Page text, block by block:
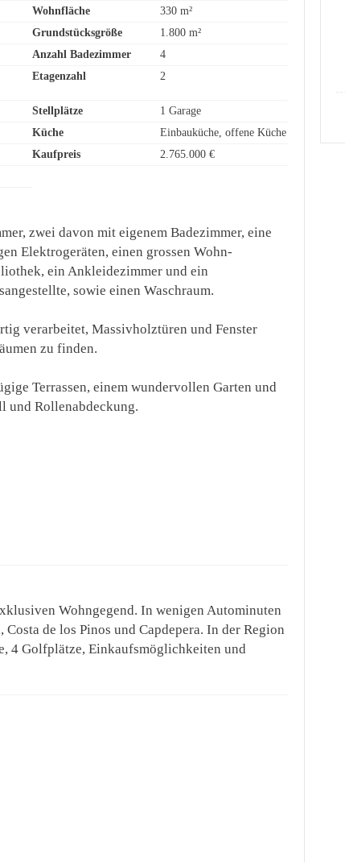
Wohnfläche
330 m²
Grundstücksgröße
1.800 m²
Anzahl Badezimmer
4
Etagenzahl 2
Stellplätze
1 Garage
Küche
Einbauküche, offene Küche
Kaufpreis
2.765.000 €
zwei davon mit eigenem Badezimmer, eine
Elektrogeräten, einen grossen Wohn-
ein Ankleidezimmer und ein
sowie einen Waschraum.
verarbeitet, Massivholztüren und Fenster
zu finden.
Terrassen, einem wundervollen Garten und
und Rollenabdeckung.
Wohngegend. In wenigen Autominuten
de los Pinos und Capdepera. In der Region
4 Golfplätze, Einkaufsmöglichkeiten und